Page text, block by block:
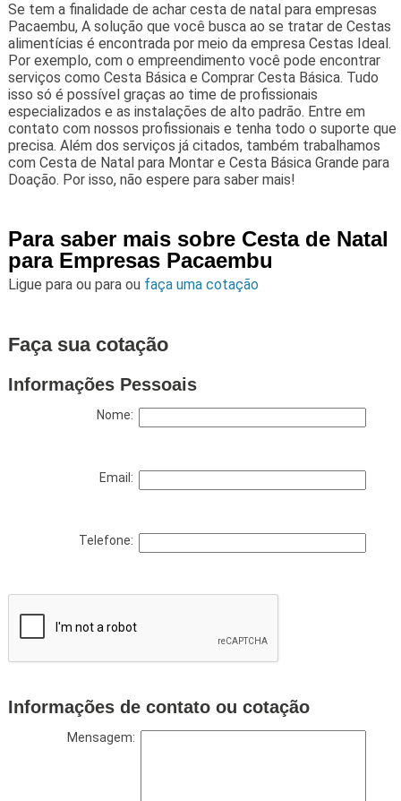
Se tem a finalidade de achar cesta de natal para empresas
Pacaembu, A solução que você busca ao se tratar de Cestas
alimentícias é encontrada por meio da empresa Cestas Ideal.
Por exemplo, com o empreendimento você pode encontrar
serviços como Cesta Básica e Comprar Cesta Básica. Tudo
isso só é possível graças ao time de profissionais
especializados e as instalações de alto padrão. Entre em
contato com nossos profissionais e tenha todo o suporte que
precisa. Além dos serviços já citados, também trabalhamos
com Cesta de Natal para Montar e Cesta Básica Grande para
Doação. Por isso, não espere para saber mais!
Para saber mais sobre Cesta de Natal
para Empresas Pacaembu
Ligue para ou para ou faça uma cotação
Faça sua cotação
Informações Pessoais
Nome:
Email:
Telefone:
Informações de contato ou cotação
Mensagem: